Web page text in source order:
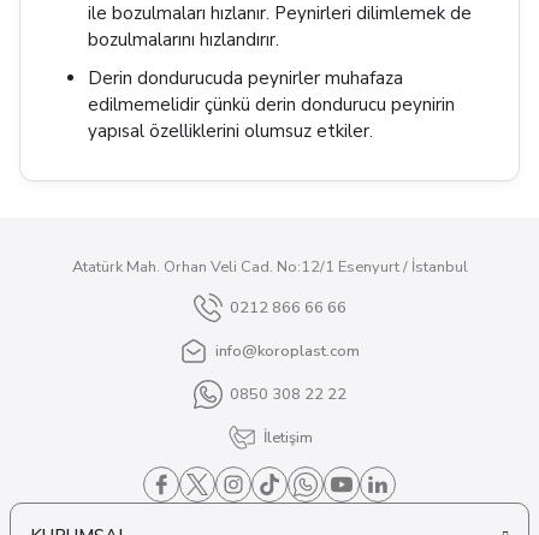
ile bozulmaları hızlanır. Peynirleri dilimlemek de
bozulmalarını hızlandırır.
Derin dondurucuda peynirler muhafaza
edilmemelidir çünkü derin dondurucu peynirin
yapısal özelliklerini olumsuz etkiler.
Atatürk Mah. Orhan Veli Cad. No:12/1 Esenyurt / İstanbul
0212 866 66 66
info@koroplast.com
0850 308 22 22
İletişim